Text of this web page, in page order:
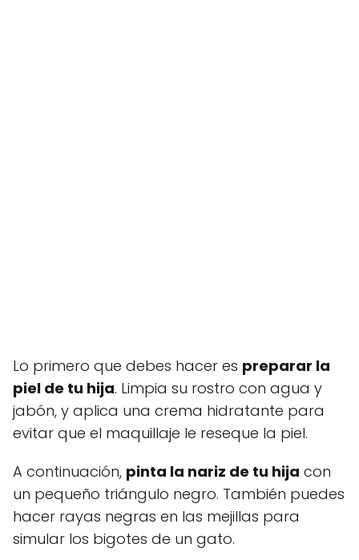
Lo primero que debes hacer es preparar la
piel de tu hija. Limpia su rostro con agua y
jabón, y aplica una crema hidratante para
evitar que el maquillaje le reseque la piel.
A continuación, pinta la nariz de tu hija con
un pequeño triángulo negro. También puedes
hacer rayas negras en las mejillas para
simular los bigotes de un gato.